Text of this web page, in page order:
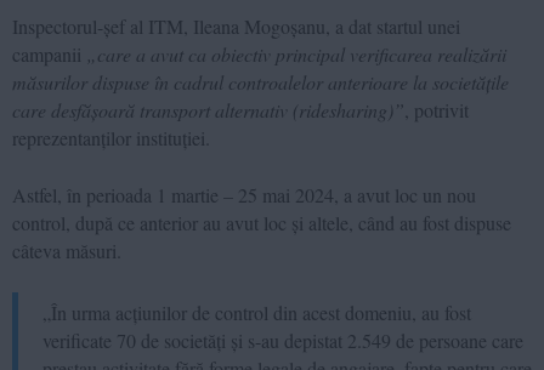
Inspectorul-șef al ITM, Ileana Mogoșanu, a dat startul unei
campanii „care a avut ca obiectiv principal verificarea realizării
măsurilor dispuse în cadrul controalelor anterioare la societățile
care desfășoară transport alternativ (ridesharing)” , potrivit
reprezentanților instituției.
Astfel, în perioada 1 martie – 25 mai 2024, a avut loc un nou
control, după ce anterior au avut loc și altele, când au fost dispuse
câteva măsuri.
„În urma acțiunilor de control din acest domeniu, au fost
verificate 70 de societăți și s-au depistat 2.549 de persoane care